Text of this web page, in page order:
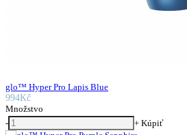
glo™ Hyper Pro Lapis Blue
994Kč
Množstvo
-
+ Kúpiť